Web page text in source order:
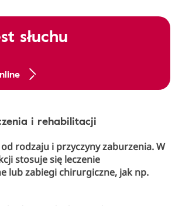
słuchu
i rehabilitacji
od rodzaju i przyczyny zaburzenia. W
stosuje się leczenie
lub zabiegi chirurgiczne, jak np.